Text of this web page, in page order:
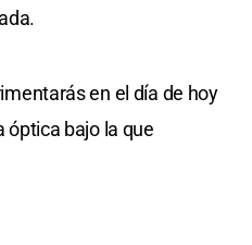
en el día de hoy
óptica bajo la que